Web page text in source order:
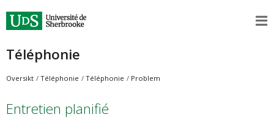
Téléphonie
Oversikt Téléphonie Téléphonie Problem
Entretien planifié